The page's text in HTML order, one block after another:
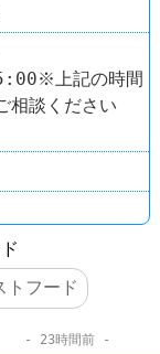
上記の時間
相談ください
トフード
23時間前